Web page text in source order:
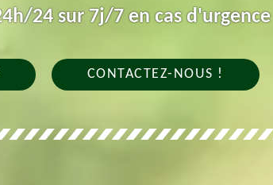
24 sur 7j/7 en cas d'urgence
CONTACTEZ-NOUS !